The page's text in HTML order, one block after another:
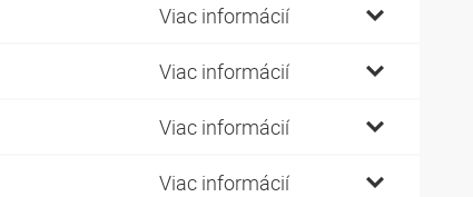
Viac informácií
Viac informácií
Viac informácií
Viac informácií